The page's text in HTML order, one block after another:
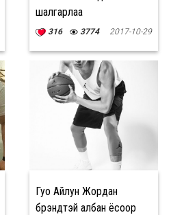
шалгарлаа
316 3774 2017-10-29
Гуо Айлун Жордан
брэндтэй албан ёсоор